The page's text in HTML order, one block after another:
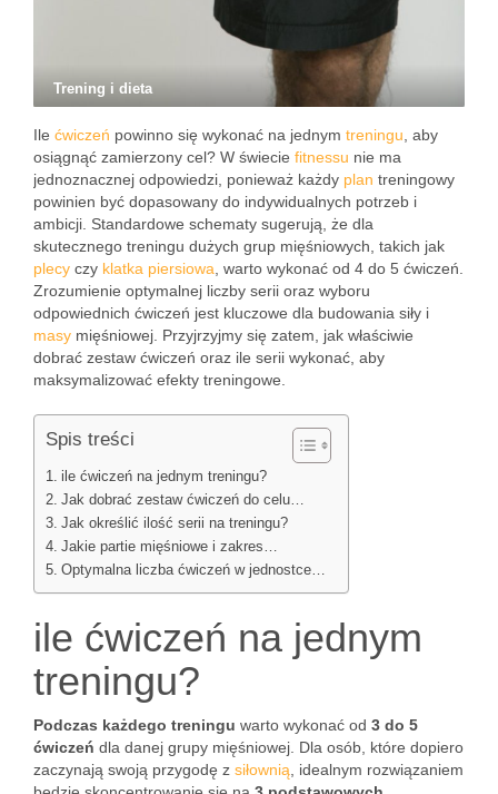
Trening i dieta
Ile ćwiczeń powinno się wykonać na jednym treningu , aby
osiągnąć zamierzony cel? W świecie fitnessu nie ma
jednoznacznej odpowiedzi, ponieważ każdy plan treningowy
powinien być dopasowany do indywidualnych potrzeb i
ambicji. Standardowe schematy sugerują, że dla
skutecznego treningu dużych grup mięśniowych, takich jak
plecy czy klatka piersiowa , warto wykonać od 4 do 5 ćwiczeń.
Zrozumienie optymalnej liczby serii oraz wyboru
odpowiednich ćwiczeń jest kluczowe dla budowania siły i
masy mięśniowej. Przyjrzyjmy się zatem, jak właściwie
dobrać zestaw ćwiczeń oraz ile serii wykonać, aby
maksymalizować efekty treningowe.
Spis treści
ile ćwiczeń na jednym treningu?
Jak dobrać zestaw ćwiczeń do celu…
Jak określić ilość serii na treningu?
Jakie partie mięśniowe i zakres…
Optymalna liczba ćwiczeń w jednostce…
ile ćwiczeń na jednym
treningu?
Podczas każdego treningu warto wykonać od 3 do 5
ćwiczeń dla danej grupy mięśniowej. Dla osób, które dopiero
zaczynają swoją przygodę z siłownią , idealnym rozwiązaniem